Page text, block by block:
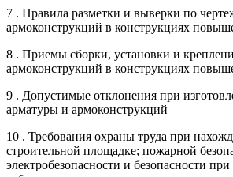
7 . Правила разметки и выверки по
армоконструкций в конструкциях
8 . Приемы сборки, установки и
армоконструкций в конструкциях
9 . Допустимые отклонения при
арматуры и армоконструкций
10 . Требования охраны труда при
строительной площадке; пожарной
электробезопасности и безопасности